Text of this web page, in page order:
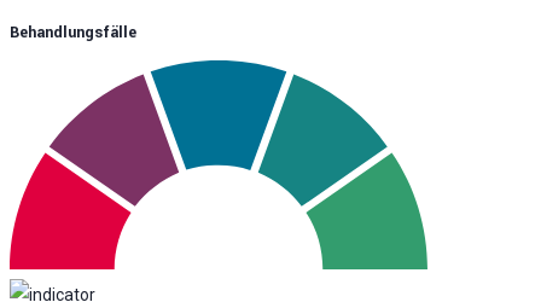
Behandlungsfälle